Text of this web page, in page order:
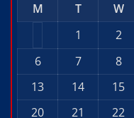
M
T W
1
2
6
7 8
13
14 15
20
21 22